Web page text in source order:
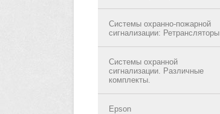
Системы охранно-пожарной
сигнализации: Ретрансляторы
Системы охранной
сигнализации. Различные
комплекты.
Epson